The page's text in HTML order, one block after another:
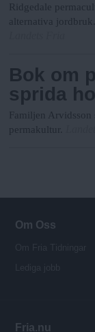
Ridgedale
alternativa
Bok om
sprida
Familjen Arvidsson
permakultur.
Om Oss
Fria.nu